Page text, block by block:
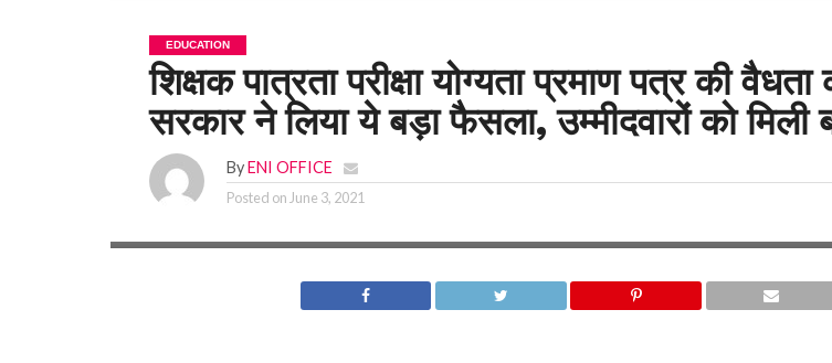
EDUCATION
शिक्षक पात्रता परीक्षा योग्यता प्रमाण पत्र की
सरकार ने लिया ये बड़ा फैसला, उम्मीदवारों को मिली
ByENI OFFICE
Posted on June 3, 2021